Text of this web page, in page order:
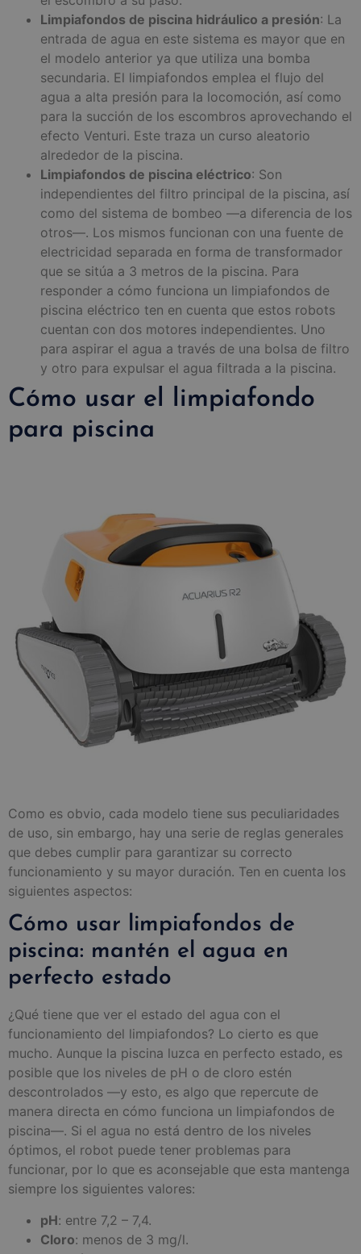
Limpiafondos de piscina hidráulico a presión: La
entrada de agua en este sistema es mayor que en
el modelo anterior ya que utiliza una bomba
secundaria. El limpiafondos emplea el flujo del
agua a alta presión para la locomoción, así como
para la succión de los escombros aprovechando el
efecto Venturi. Este traza un curso aleatorio
alrededor de la piscina.
Limpiafondos de piscina eléctrico: Son
independientes del filtro principal de la piscina, así
como del sistema de bombeo —a diferencia de los
otros—. Los mismos funcionan con una fuente de
electricidad separada en forma de transformador
que se sitúa a 3 metros de la piscina. Para
responder a cómo funciona un limpiafondos de
piscina eléctrico ten en cuenta que estos robots
cuentan con dos motores independientes. Uno
para aspirar el agua a través de una bolsa de filtro
y otro para expulsar el agua filtrada a la piscina.
Cómo usar el limpiafondo
para piscina
Como es obvio, cada modelo tiene sus peculiaridades
de uso, sin embargo, hay una serie de reglas generales
que debes cumplir para garantizar su correcto
funcionamiento y su mayor duración. Ten en cuenta los
siguientes aspectos:
Cómo usar limpiafondos de
piscina: mantén el agua en
perfecto estado
¿Qué tiene que ver el estado del agua con el
funcionamiento del limpiafondos? Lo cierto es que
mucho. Aunque la piscina luzca en perfecto estado, es
posible que los niveles de pH o de cloro estén
descontrolados —y esto, es algo que repercute de
manera directa en cómo funciona un limpiafondos de
piscina—. Si el agua no está dentro de los niveles
óptimos, el robot puede tener problemas para
funcionar, por lo que es aconsejable que esta mantenga
siempre los siguientes valores:
pH: entre 7,2 – 7,4.
Cloro: menos de 3 mg/l.